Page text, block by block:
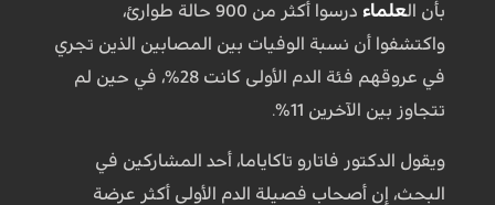
بأن العلماء
درسوا أكثر من 900 حالة طوارئ،
واكتشفوا أن نسبة الوفيات بين المصابين الذين تجري
في عروقهم فئة الدم الأولى كانت 28%، في حين لم
تتجاوز بين الآخرين 11%.
ويقول الدكتور فاتارو تاكاياما، أحد المشاركين في
البحث، إن أصحاب فصيلة الدم الأولى أكثر عرضة